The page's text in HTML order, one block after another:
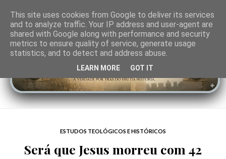
ESTUDOS TEOLÓGICOS E HISTÓRICOS
Será que Jesus morreu com 42
This site uses cookies from Google to deliver its services
and to analyze traffic. Your IP address and user-agent are
shared with Google along with performance and security
metrics to ensure quality of service, generate usage
statistics, and to detect and address abuse.
LEARN MORE GOT IT